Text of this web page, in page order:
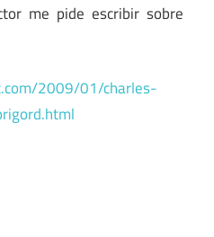
me pide escribir sobre
2009/01/charles-